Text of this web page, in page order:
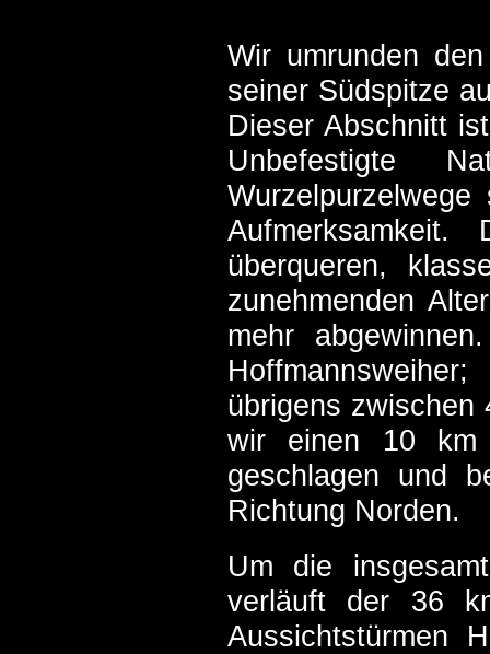
Wir umrunden
seiner Südspitze
Dieser Abschnitt
Unbefestigte
überqueren,
zunehmenden
mehr
übrigens zwischen
wir einen 10 km
geschlagen und
Richtung Norden.
Um die
verläuft der 36
Aussichtstürmen